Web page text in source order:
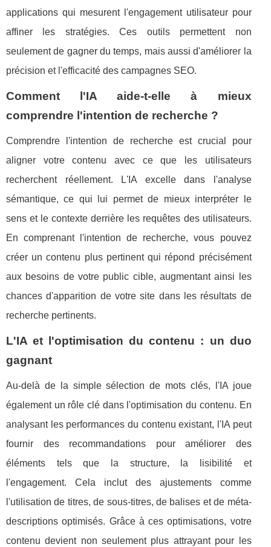
applications qui mesurent l'engagement utilisateur pour
affiner les stratégies. Ces outils permettent non
seulement de gagner du temps, mais aussi d'améliorer la
précision et l'efficacité des campagnes SEO.
Comment l'IA aide-t-elle à mieux
comprendre l'intention de recherche ?
Comprendre l'intention de recherche est crucial pour
aligner votre contenu avec ce que les utilisateurs
recherchent réellement. L'IA excelle dans l'analyse
sémantique, ce qui lui permet de mieux interpréter le
sens et le contexte derrière les requêtes des utilisateurs.
En comprenant l'intention de recherche, vous pouvez
créer un contenu plus pertinent qui répond précisément
aux besoins de votre public cible, augmentant ainsi les
chances d'apparition de votre site dans les résultats de
recherche pertinents.
L'IA et l'optimisation du contenu : un duo
gagnant
Au-delà de la simple sélection de mots clés, l'IA joue
également un rôle clé dans l'optimisation du contenu. En
analysant les performances du contenu existant, l'IA peut
fournir des recommandations pour améliorer des
éléments tels que la structure, la lisibilité et
l'engagement. Cela inclut des ajustements comme
l'utilisation de titres, de sous-titres, de balises et de méta-
descriptions optimisés. Grâce à ces optimisations, votre
contenu devient non seulement plus attrayant pour les